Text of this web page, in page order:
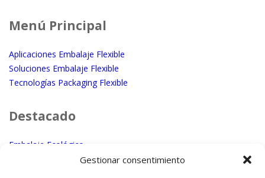
Gestionar consentimiento
Menú Principal
Aplicaciones Embalaje Flexible
Soluciones Embalaje Flexible
Tecnologías Packaging Flexible
Destacado
Embalaje Ecológico
Micro – Macro perforación láser